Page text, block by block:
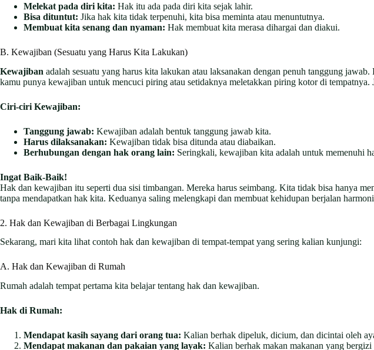
Melekat pada diri kita: Hak itu ada pada diri kita sejak lahir.
Bisa dituntut: Jika hak kita tidak terpenuhi, kita bisa meminta atau menuntutnya.
Membuat kita senang dan nyaman: Hak membuat kita merasa dihargai dan diakui.
B. Kewajiban (Sesuatu yang Harus Kita Lakukan)
Kewajiban adalah sesuatu yang harus kita lakukan atau laksanakan dengan penuh tanggung
kamu punya kewajiban untuk mencuci piring atau setidaknya meletakkan piring kotor di
Ciri-ciri Kewajiban:
Tanggung jawab: Kewajiban adalah bentuk tanggung jawab kita.
Harus dilaksanakan: Kewajiban tidak bisa ditunda atau diabaikan.
Berhubungan dengan hak orang lain: Seringkali, kewajiban kita adalah untuk memenuhi
Ingat Baik-Baik!
Hak dan kewajiban itu seperti dua sisi timbangan. Mereka harus seimbang. Kita tidak bisa hanya
tanpa mendapatkan hak kita. Keduanya saling melengkapi dan membuat kehidupan berjalan
2. Hak dan Kewajiban di Berbagai Lingkungan
Sekarang, mari kita lihat contoh hak dan kewajiban di tempat-tempat yang sering kalian kunjungi:
A. Hak dan Kewajiban di Rumah
Rumah adalah tempat pertama kita belajar tentang hak dan kewajiban.
Hak di Rumah:
Mendapat kasih sayang dari orang tua: Kalian berhak dipeluk, dicium, dan dicintai oleh
Mendapat makanan dan pakaian yang layak: Kalian berhak makan makanan yang